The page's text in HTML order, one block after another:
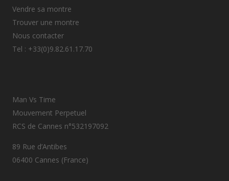
Vendre sa montre
Trouver une montre
Nous contacter
Tel : +33(0)9.82.61.17.70
Man Vs Time
Mouvement Perpetuel
RCS de Cannes n°532197092
89 Rue d’Antibes
06400 Cannes (France)